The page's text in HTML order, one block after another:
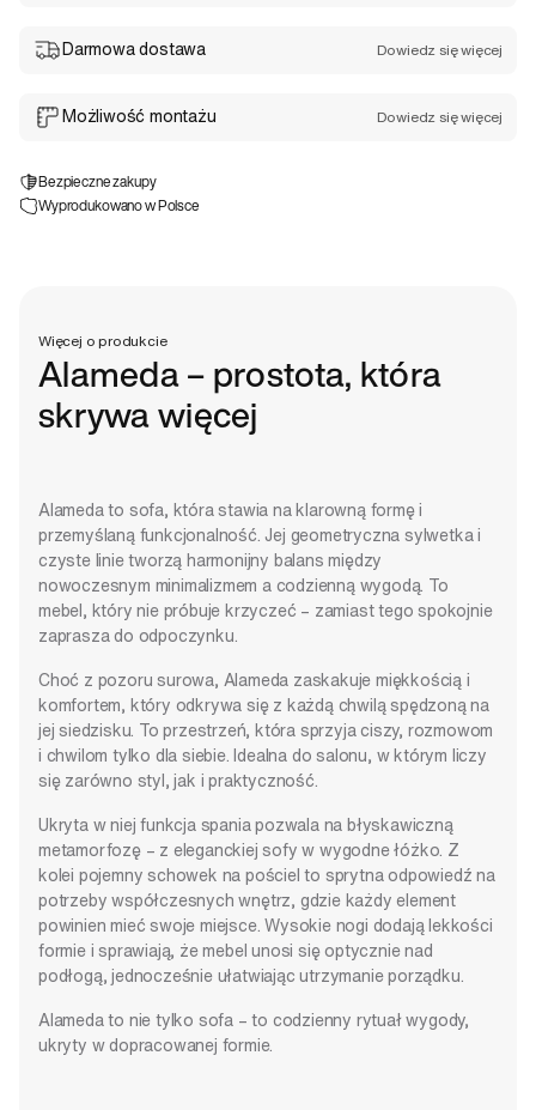
Darmowa dostawa Dowiedz się więcej
Możliwość montażu Dowiedz się więcej
Bezpieczne zakupy
Wyprodukowano w Polsce
Więcej o produkcie
Alameda – prostota, która
skrywa więcej
Alameda to sofa, która stawia na klarowną formę i
przemyślaną funkcjonalność. Jej geometryczna sylwetka i
czyste linie tworzą harmonijny balans między
nowoczesnym minimalizmem a codzienną wygodą. To
mebel, który nie próbuje krzyczeć – zamiast tego spokojnie
zaprasza do odpoczynku.
Choć z pozoru surowa, Alameda zaskakuje miękkością i
komfortem, który odkrywa się z każdą chwilą spędzoną na
jej siedzisku. To przestrzeń, która sprzyja ciszy, rozmowom
i chwilom tylko dla siebie. Idealna do salonu, w którym liczy
się zarówno styl, jak i praktyczność.
Ukryta w niej funkcja spania pozwala na błyskawiczną
metamorfozę – z eleganckiej sofy w wygodne łóżko. Z
kolei pojemny schowek na pościel to sprytna odpowiedź na
potrzeby współczesnych wnętrz, gdzie każdy element
powinien mieć swoje miejsce. Wysokie nogi dodają lekkości
formie i sprawiają, że mebel unosi się optycznie nad
podłogą, jednocześnie ułatwiając utrzymanie porządku.
Alameda to nie tylko sofa – to codzienny rytuał wygody,
ukryty w dopracowanej formie.